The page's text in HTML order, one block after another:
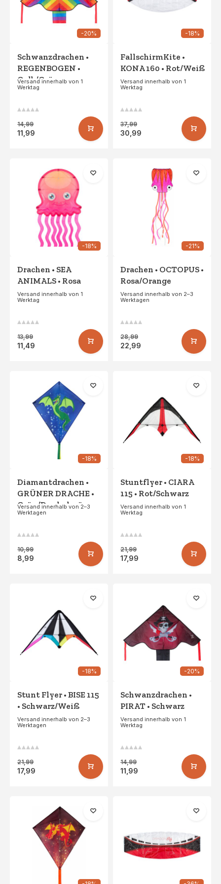
-20%
Schwanzdrachen •
REGENBOGEN •
Gelb/Grün
Versand innerhalb von 1
Werktag
14,99
11,99
-18%
FallschirmKite •
KONA 160 • Rot/Weiß
Versand innerhalb von 1
Werktag
37,99
30,99
-18%
Drachen • SEA
ANIMALS • Rosa
Versand innerhalb von 1
Werktag
13,99
11,49
-21%
Drachen • OCTOPUS •
Rosa/Orange
Versand innerhalb von 2–3
Werktagen
28,99
22,99
-18%
Diamantdrachen •
GRÜNER DRACHE •
Grün/Dunkelgrün
Versand innerhalb von 2–3
Werktagen
10,99
8,99
-18%
Stuntflyer • CIARA
115 • Rot/Schwarz
Versand innerhalb von 1
Werktag
21,99
17,99
-18%
Stunt Flyer • BISE 115
• Schwarz/Weiß
Versand innerhalb von 2–3
Werktagen
21,99
17,99
-20%
Schwanzdrachen •
PIRAT • Schwarz
Versand innerhalb von 1
Werktag
14,99
11,99